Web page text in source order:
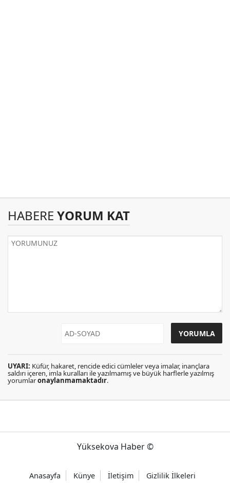
HABERE YORUM KAT
UYARI: Küfür, hakaret, rencide edici cümleler veya imalar, inançlara
saldırı içeren, imla kuralları ile yazılmamış ve büyük harflerle yazılmış
yorumlaronaylanmamaktadır.
Yüksekova Haber ©
Anasayfa Künye İletişim Gizlilik İlkeleri